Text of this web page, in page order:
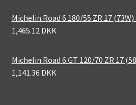
Michelin Road 6 180/55 ZR 17
1,465.12 DKK
Michelin Road 6 GT 120/70 ZR 17
1,141.36 DKK